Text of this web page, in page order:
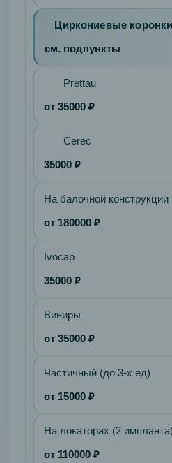
Циркониевые коронки
см. подпункты
Prettau
от 35000 ₽
Cerec
35000 ₽
На балочной конструкции
от 180000 ₽
Ivocap
35000 ₽
Виниры
от 35000 ₽
Частичный (до 3-х ед)
от 15000 ₽
На локаторах (2 импланта)
от 110000 ₽